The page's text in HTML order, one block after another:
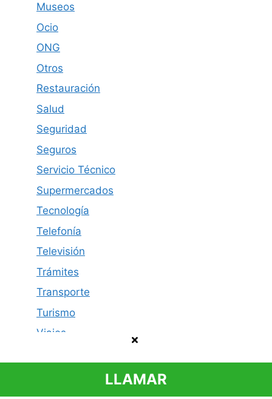
Museos
Ocio
ONG
Otros
Restauración
Salud
Seguridad
Seguros
Servicio Técnico
Supermercados
Tecnología
Telefonía
Televisión
Trámites
Transporte
Turismo
Viajes
LLAMAR